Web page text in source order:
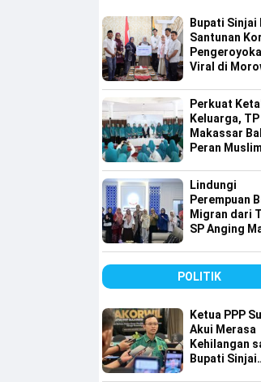
Bupati Sinjai
Santunan
Viral di
Perkuat
Keluarga, TP
Makassar
Peran
Lindungi
Perempuan
Migran dari
SP Anging
POLITIK
Ketua PPP
Akui Merasa
Kehilangan
Bupati Sinjai